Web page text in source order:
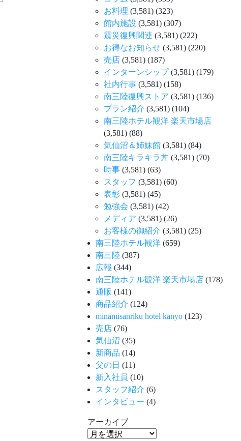
お料理 (3,581) (323)
館内施設 (3,581) (307)
震災復興関連 (3,581) (222)
お得なお知らせ (3,581) (220)
売店 (3,581) (187)
インターンシップ(3,581) (179)
社内行事 (3,581) (158)
南三陸復興ストア (3,581) (136)
プラン紹介 (3,581) (104)
南三陸ホテル観洋 楽天市場店
(3,581) (88)
気仙沼＆姉妹館 (3,581) (84)
南三陸キラキラ丼 (3,581) (70)
時事 (3,581) (63)
スタッフ (3,581) (60)
表彰 (3,581) (45)
勉強会 (3,581) (42)
メディア (3,581) (26)
お客様の御紹介 (3,581) (25)
南三陸ホテル観洋 (659)
南三陸 (387)
広報 (344)
南三陸ホテル観洋 楽天市場店 (178)
通販 (141)
商品紹介 (124)
minamisanriku hotel kanyo (123)
売店 (76)
気仙沼 (35)
新商品 (14)
父の日 (11)
新入社員 (10)
スタッフ紹介 (6)
インタビュー (4)
アーカイブ